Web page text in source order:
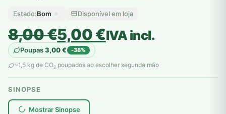
Estado:Bom Disponível em loja
8,00€
O
preço
original
era:
8,00 €.
5,00€
O
preço
atual
é:
5,00 €.
IVA incl.
Poupas3,00€ -38%
~1,5 kg de CO2 poupados ao escolher segunda mão
SINOPSE
Mostrar Sinopse
plantar árvores reais